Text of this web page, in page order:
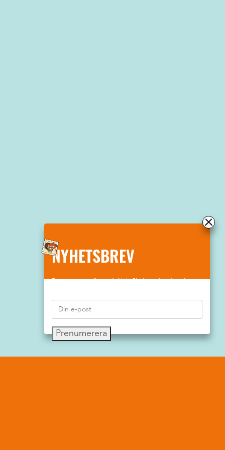
NYHETSBREV
Prenumerera gärna på Aktiv Skolas nyhetsbrev!
Prenumerera